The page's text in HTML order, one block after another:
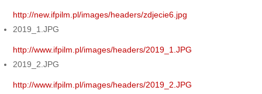
http://new.ifpilm.pl/images/headers/zdjecie6.jpg
2019_1.JPG
http://www.ifpilm.pl/images/headers/2019_1.JPG
2019_2.JPG
http://www.ifpilm.pl/images/headers/2019_2.JPG